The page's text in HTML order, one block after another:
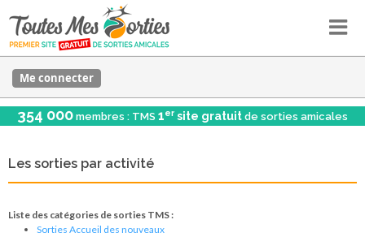
Me connecter
354 000 membres : TMS 1er site gratuit de sorties amicales
Les sorties par activité
Liste des catégories de sorties TMS :
Sorties Accueil des nouveaux